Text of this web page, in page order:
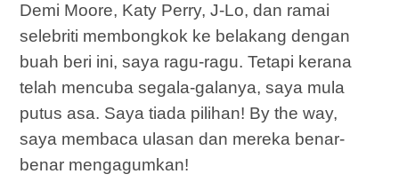
Demi Moore, Katy Perry, J-Lo, dan ramai
selebriti membongkok ke belakang dengan
buah beri ini, saya ragu-ragu. Tetapi kerana
telah mencuba segala-galanya, saya mula
putus asa. Saya tiada pilihan! By the way,
saya membaca ulasan dan mereka benar-
benar mengagumkan!